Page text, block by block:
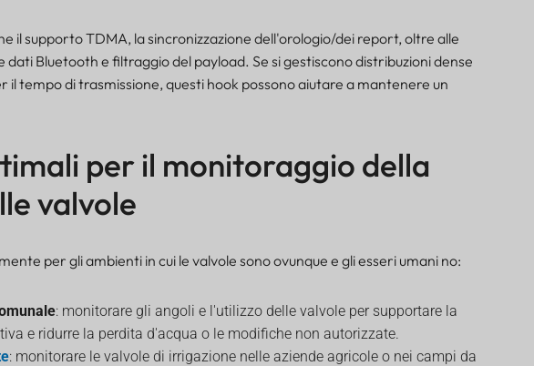
il supporto TDMA, la sincronizzazione dell'orologio/dei report, oltre alle
dati Bluetooth e filtraggio del payload. Se si gestiscono distribuzioni dense
il tempo di trasmissione, questi hook possono aiutare a mantenere un
per il monitoraggio della
valvole
per gli ambienti in cui le valvole sono ovunque e gli esseri umani no:
: monitorare gli angoli e l'utilizzo delle valvole per supportare la
e ridurre la perdita d'acqua o le modifiche non autorizzate.
: monitorare le valvole di irrigazione nelle aziende agricole o nei campi da